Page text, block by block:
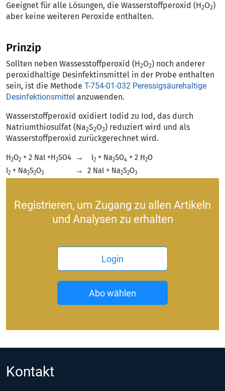
Geeignet für alle Lösungen, die Wasserstoffperoxid (H2O2)
aber keine weiteren Peroxide enthalten.
Prinzip
Sollten neben Wassesstoffperoxid (H2O2) noch anderer
peroxidhaltige Desinfektinsmittel in der Probe enthalten
sein, ist die Methode T-754-01-032 Peressigsäurehaltige
Desinfektionsmittel anzuwenden.
Wasserstoffperoxid oxidiert Iodid zu Iod, das durch
Natriumthiosulfat (Na2S2O3) reduziert wird und als
Wasserstoffperoxid zurückgerechnet wird.
H2O2 + 2 NaI +H2SO4 → I2 + Na2SO4 + 2 H2O
I2 + Na2S2O3 → 2 NaI + Na2S2O3
Registrieren, um Zugang zu allen Artikeln
und Analysen zu erhalten
Login
Abo wählen
Kontakt